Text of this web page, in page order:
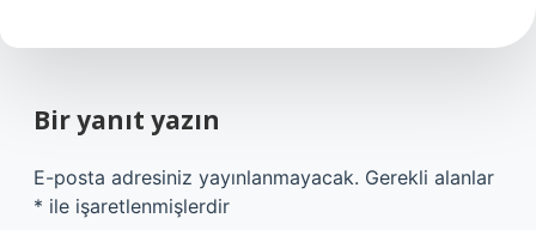
Bir yanıt yazın
E-posta adresiniz yayınlanmayacak. Gerekli alanlar
* ile işaretlenmişlerdir